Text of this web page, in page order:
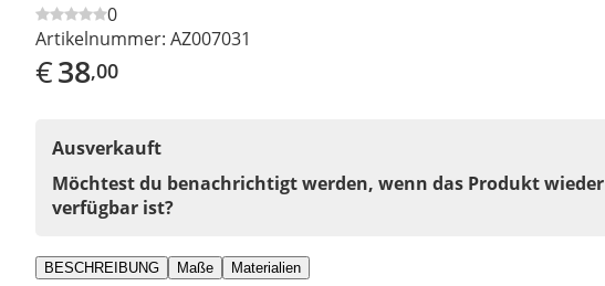
0
Artikelnummer: AZ007031
€38,00
Ausverkauft
Möchtest du benachrichtigt werden, wenn das Produkt wieder
verfügbar ist?
BESCHREIBUNG Maße Materialien